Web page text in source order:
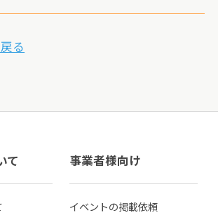
る
て 事業者様向け
イベントの掲載依頼